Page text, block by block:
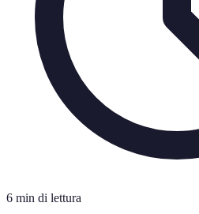
6 min di lettura